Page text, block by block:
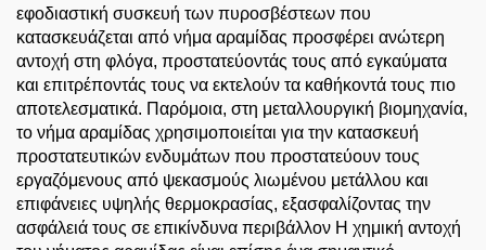
εφοδιαστική συσκευή των πυροσβέστεων που
κατασκευάζεται από νήμα αραμίδας προσφέρει ανώτερη
αντοχή στη φλόγα, προστατεύοντάς τους από εγκαύματα
και επιτρέποντάς τους να εκτελούν τα καθήκοντά τους πιο
αποτελεσματικά. Παρόμοια, στη μεταλλουργική βιομηχανία,
το νήμα αραμίδας χρησιμοποιείται για την κατασκευή
προστατευτικών ενδυμάτων που προστατεύουν τους
εργαζόμενους από ψεκασμούς λιωμένου μετάλλου και
επιφάνειες υψηλής θερμοκρασίας, εξασφαλίζοντας την
ασφάλειά τους σε επικίνδυνα περιβάλλον Η χημική αντοχή